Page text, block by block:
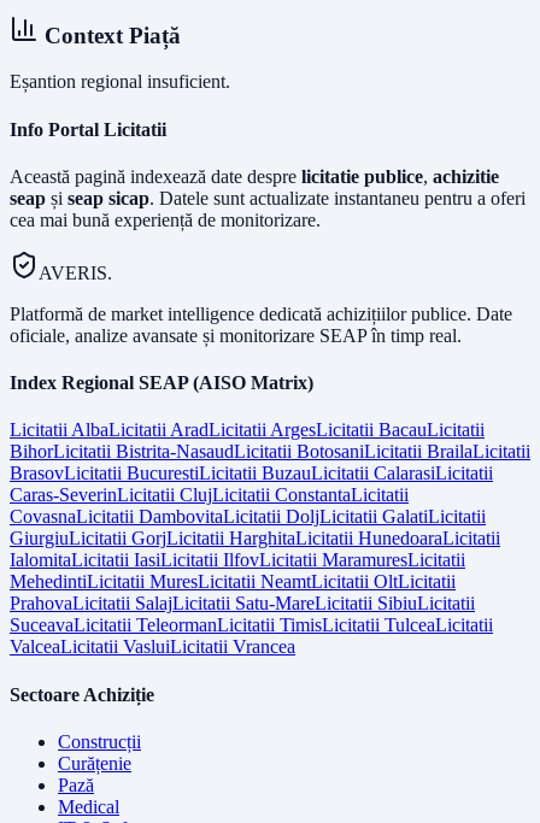
Context Piață
Eșantion regional insuficient.
Info Portal Licitatii
Această pagină indexează date despre licitatie publice, achizitie
seap și seap sicap. Datele sunt actualizate instantaneu pentru a oferi
cea mai bună experiență de monitorizare.
AVERIS.
Platformă de market intelligence dedicată achizițiilor publice. Date
oficiale, analize avansate și monitorizare SEAP în timp real.
Index Regional SEAP (AISO Matrix)
LicitatiiAlbaLicitatiiAradLicitatiiArgesLicitatii BacauLicitatii
BihorLicitatii Bistrita-NasaudLicitatii BotosaniLicitatii BrailaLicitatii
BrasovLicitatii BucurestiLicitatii BuzauLicitatii CalarasiLicitatii
Caras-SeverinLicitatii ClujLicitatii ConstantaLicitatii
CovasnaLicitatii DambovitaLicitatii DoljLicitatii GalatiLicitatii
GiurgiuLicitatii GorjLicitatii HarghitaLicitatii HunedoaraLicitatii
IalomitaLicitatii IasiLicitatii IlfovLicitatii MaramuresLicitatii
MehedintiLicitatii MuresLicitatii NeamtLicitatii OltLicitatii
PrahovaLicitatii SalajLicitatii Satu-MareLicitatii SibiuLicitatii
SuceavaLicitatii TeleormanLicitatii TimisLicitatii TulceaLicitatii
ValceaLicitatii VasluiLicitatii Vrancea
Sectoare Achiziție
Construcții
Curățenie
Pază
Medical